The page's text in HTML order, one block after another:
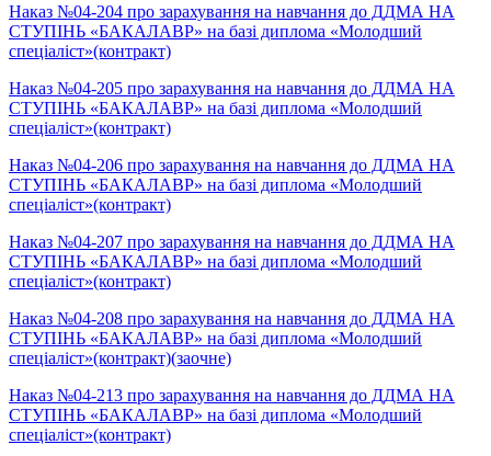
Наказ №04-204 про зарахування на навчання до ДДМА НА
СТУПІНЬ «БАКАЛАВР» на базі диплома «Молодший
спеціаліст»(контракт)
Наказ №04-205 про зарахування на навчання до ДДМА НА
СТУПІНЬ «БАКАЛАВР» на базі диплома «Молодший
спеціаліст»(контракт)
Наказ №04-206 про зарахування на навчання до ДДМА НА
СТУПІНЬ «БАКАЛАВР» на базі диплома «Молодший
спеціаліст»(контракт)
Наказ №04-207 про зарахування на навчання до ДДМА НА
СТУПІНЬ «БАКАЛАВР» на базі диплома «Молодший
спеціаліст»(контракт)
Наказ №04-208 про зарахування на навчання до ДДМА НА
СТУПІНЬ «БАКАЛАВР» на базі диплома «Молодший
спеціаліст»(контракт)(заочне)
Наказ №04-213 про зарахування на навчання до ДДМА НА
СТУПІНЬ «БАКАЛАВР» на базі диплома «Молодший
спеціаліст»(контракт)